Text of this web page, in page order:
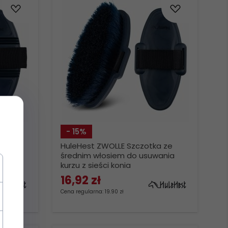
- 15%
HuleHest ZWOLLE Szczotka ze
średnim włosiem do usuwania
kurzu z sieści konia
16,92 zł
Cena regularna: 19.90 zł